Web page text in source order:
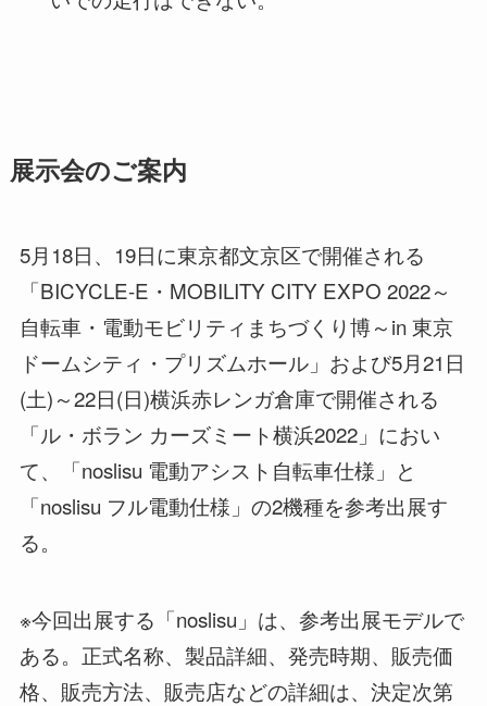
展示会のご案内
5月18日、19日に東京都文京区で開催される
「BICYCLE-E・MOBILITY CITY EXPO 2022～
自転車・電動モビリティまちづくり博～in 東京
ドームシティ・プリズムホール」および5月21日
(土)～22日(日)横浜赤レンガ倉庫で開催される
「ル・ボラン カーズミート横浜2022」におい
て、「noslisu 電動アシスト自転車仕様」と
「noslisu フル電動仕様」の2機種を参考出展す
る。
※今回出展する「noslisu」は、参考出展モデルで
ある。正式名称、製品詳細、発売時期、販売価
格、販売方法、販売店などの詳細は、決定次第